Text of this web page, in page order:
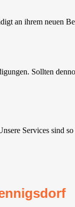
an ihrem neuen
Sollten
Services sind